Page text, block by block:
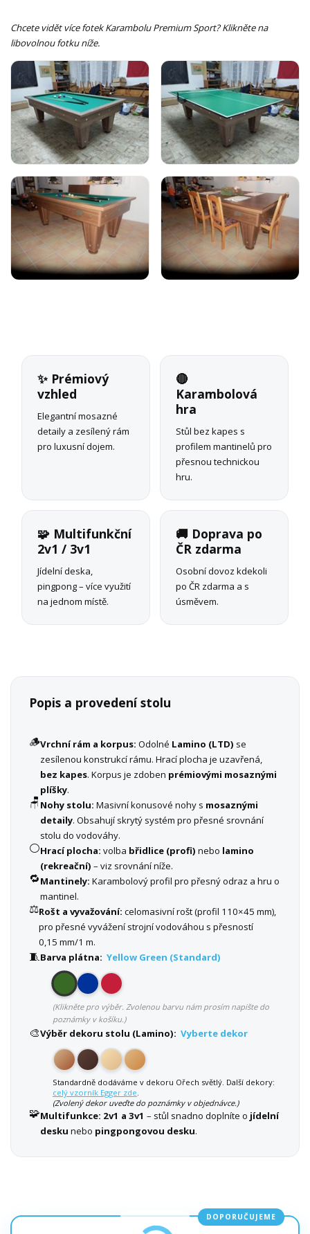
Chcete vidět více fotek Karambolu Premium Sport? Klikněte na
libovolnou fotku níže.
✨ Prémiový
vzhled
Elegantní mosazné
detaily a zesílený rám
pro luxusní dojem.
🔴
Karambolová
hra
Stůl bez kapes s
profilem mantinelů pro
přesnou technickou
hru.
🧩 Multifunkční
2v1 / 3v1
Jídelní deska,
pingpong – více využití
na jednom místě.
🚚 Doprava po
ČR zdarma
Osobní dovoz kdekoli
po ČR zdarma a s
úsměvem.
Popis a provedení stolu
🪵Vrchní rám a korpus: Odolné Lamino (LTD) se
zesílenou konstrukcí rámu. Hrací plocha je uzavřená,
bez kapes. Korpus je zdoben prémiovými mosaznými
plíšky.
🪑 Nohy stolu: Masivní konusové nohy s mosaznými
detaily. Obsahují skrytý systém pro přesné srovnání
stolu do vodováhy.
⚪Hrací plocha: volba břidlice (profi) nebo lamino
(rekreační) – viz srovnání níže.
🔁Mantinely: Karambolový profil pro přesný odraz a hru o
mantinel.
⚖️Rošt a vyvažování: celomasivní rošt (profil 110×45 mm),
pro přesné vyvážení strojní vodováhou s přesností
0,15 mm/1 m.
🧵Barva plátna: Yellow Green (Standard)
(Klikněte pro výběr. Zvolenou barvu nám prosím napište do
poznámky v košíku.)
🎨Výběr dekoru stolu (Lamino): Vyberte dekor
Standardně dodáváme v dekoru Ořech světlý. Další dekory:
celý vzorník Egger zde
(Zvolený dekor uveďte do poznámky v objednávce.)
🧩Multifunkce: 2v1 a 3v1 – stůl snadno doplníte o jídelní
desku nebo pingpongovou desku.
DOPORUČUJEME